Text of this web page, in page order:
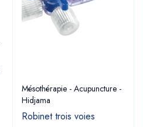
Mésothérapie - Acupuncture -
Hidjama
Robinet trois voies